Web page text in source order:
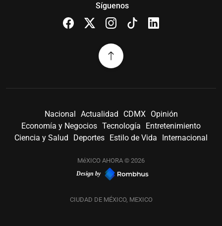
Síguenos
Nacional Actualidad CDMX
Opinión
Economía y Negocios Tecnología
Entretenimiento
Ciencia y Salud
Deportes Estilo de Vida Internacional
MéXICO AHORA © 2026
Design by
CIUDAD DE MÉXICO, MEXICO